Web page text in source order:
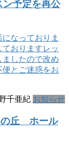
なっておりま
おりますレッ
したので改め
とご迷惑をお
千亜紀 お知らせ